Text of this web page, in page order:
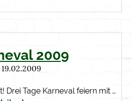
2009
19.02.2009
Drei Tage Karneval feiern mit …